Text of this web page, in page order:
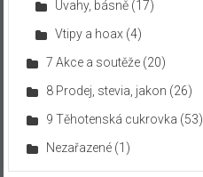
Úvahy, básně(17)
Vtipy a hoax (4)
7 Akce a soutěže(20)
8 Prodej, stevia, jakon (26)
9 Těhotenská cukrovka (53)
Nezařazené(1)